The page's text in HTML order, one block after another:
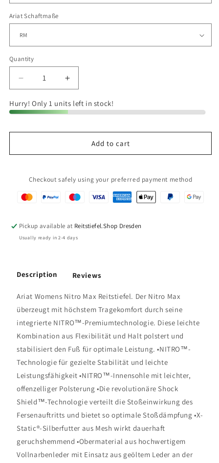
Ariat Schaftmaße
Quantity
Quantity
Decrease
quantity
for
Ariat
Nitro
Reitstiefel
Increase
quantity
for
Ariat
Nitro
Reitstiefel
Hurry! Only 1 units left in stock!
Add to cart
Checkout safely using your preferred payment method
Pickup available at Reitstiefel.Shop Dresden
Usually ready in 2-4 days
Description Reviews
Ariat Womens Nitro Max Reitstiefel. Der Nitro Max
überzeugt mit höchstem Tragekomfort durch seine
integrierte NITRO™-Premiumtechnologie. Diese leichte
Kombination aus Flexibilität und Halt polstert und
stabilisiert den Fuß für optimale Leistung. •NITRO™-
Technologie für gezielte Stabilität und leichte
Leistungsfähigkeit •NITRO™-Innensohle mit leichter,
offenzelliger Polsterung •Die revolutionäre Shock
Shield™-Technologie verteilt die Stoßeinwirkung des
Fersenauftritts und bietet so optimale Stoßdämpfung •X-
Static®-Silberfutter aus Mesh wirkt dauerhaft
geruchshemmend •Obermaterial aus hochwertigem
Vollnarbenleder mit Einsatz aus geöltem Leder an der